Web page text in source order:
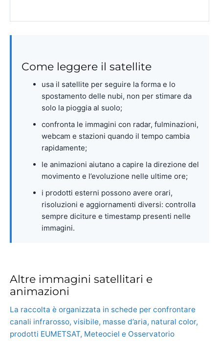
Come leggere il satellite
usa il satellite per seguire la forma e lo
spostamento delle nubi, non per stimare da
solo la pioggia al suolo;
confronta le immagini con radar, fulminazioni,
webcam e stazioni quando il tempo cambia
rapidamente;
le animazioni aiutano a capire la direzione del
movimento e l’evoluzione nelle ultime ore;
i prodotti esterni possono avere orari,
risoluzioni e aggiornamenti diversi: controlla
sempre diciture e timestamp presenti nelle
immagini.
Altre immagini satellitari e
animazioni
La raccolta è organizzata in schede per confrontare
canali infrarosso, visibile, masse d’aria, natural color,
prodotti EUMETSAT, Meteociel e Osservatorio